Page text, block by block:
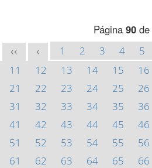
Página 90 de
<< < 1 2 3 4 5
11
12 13 14 15 16
21
22 23 24 25 26
31
32 33 34 35 36
41
42 43 44 45 46
51
52 53 54 55 56
61
62 63 64 65 66